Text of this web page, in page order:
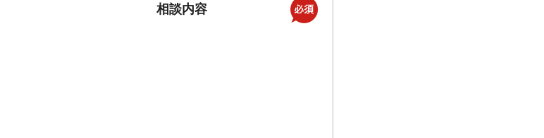
相談内容